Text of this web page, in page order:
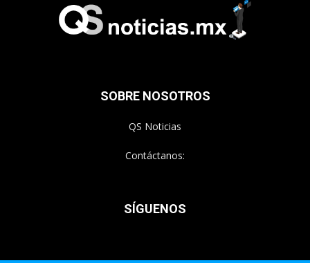
SOBRE NOSOTROS
QS Noticias
Contáctanos:
SÍGUENOS